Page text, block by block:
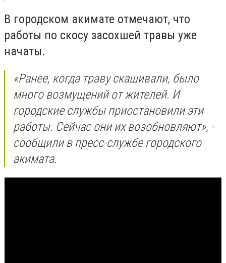
В городском акимате отмечают, что
работы по скосу засохшей травы уже
начаты.
«Ранее, когда траву скашивали, было
много возмущений от жителей. И
городские службы приостановили эти
работы. Сейчас они их возобновляют», -
сообщили в пресс-службе городского
акимата.